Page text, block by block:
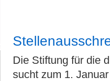
Die Stiftung für die
sucht zum 1.